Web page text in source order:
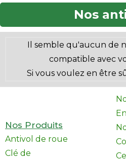
Nos
Il semble qu'aucun de
compatible avec
Si vous voulez en être
Nos Produits
Antivol de roue
Clé de